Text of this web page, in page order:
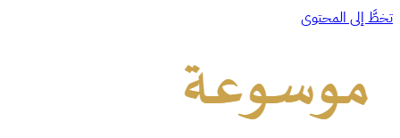
تخطَّ إلى المحتوى